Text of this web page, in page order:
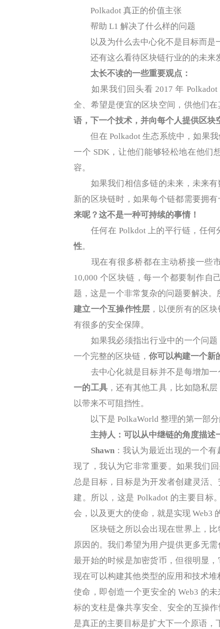
Polkadot 真正的价值主张
帮助 L1 解决了什么样的问题
以及为什么去中心化不是目标而是
还有这么看待区块链行业的的未来
太长不读的一些重要观点：
如果我们回头看 2017 年 Polkadot
全、希望是便宜的区块空间，供他们
语，下一个技术，并向每个人提供区块
但在 Polkadot 生态系统中，如果我
一个 SDK，让他们能够轻松地在他们
容。
如果我们相信多链的未来，未来有
新的区块链时，如果每个链都需要拥
来呢？这不是一种可持续的事情！
任何在 Polkdot 上的平行链，任何
性。
现在有很多桥都在主动桥接一些市
10,000 个区块链，每一个都要制作自
题，这是一个非常复杂的问题要解决
建立一个互操作性层 ，以便所有的区
有很多的安全保障。
如果我必须指出行业中的一个问题
一个完整的区块链， 你可以构建一个新
去中心化就是目标并不是每增加一
一的工具 ，还有其他工具，比如隐私
以带来不可阻挡性。
以下是 PolkaWorld 整理的第一部分
主持人：可以从中继链的角度描述
Shawn：我认为最近出现的一个有
现了，我认为它非常重要。如果我们
总是目标，目标是为开发者创建灵活
建。所以，这是 Polkadot 的主要目标
会，以及更大的使命，就是实现 Web3
区块链之所以会出现在世界上，比
原因的。我们希望为用户提供更多无
最开始的时候是加密货币，但很明显
现在可以构建其他类型的应用和技术
使命，即创造一个更安全的 Web3 的
标的支柱是像共享安全、安全的互操
是真正的主要目标是扩大下一个原语